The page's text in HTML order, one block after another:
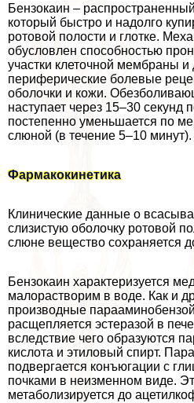
Бензокаин –
который быстро и надолго
ротовой полости и глотке.
обусловлен способностью
участки клеточной мембраны и
периферические болевые
оболочки и кожи.
наступает через 15–30 секунд
постепенно уменьшается по
слюной (в течение 5–10 минут).
Фармакокинетика
Клинические данные о
слизистую оболочку ротовой
слюне вещество сохраняется
Бензокаин хаpaктеризуется
малорастворим в воде. Как и
производные
расщепляется эстеразой в
вследствие чего образуются
кислота и этиловый спирт.
подвергается конъюгации с
почками в неизменном виде.
метаболизируется до